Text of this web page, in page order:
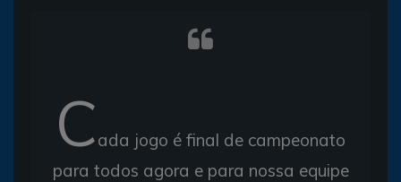
Cada jogo é final de campeonato
para todos agora e para nossa equipe